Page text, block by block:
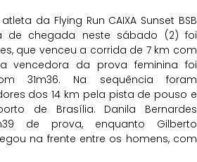
da Flying Run CAIXA Sunset BSB
de chegada neste sábado (2) foi
que venceu a corrida de 7 km com
vencedora da prova feminina foi
31m36. Na sequência foram
dos 14 km pela pista de pouso e
de Brasília. Danila Bernardes
de prova, enquanto Gilberto
na frente entre os homens, com